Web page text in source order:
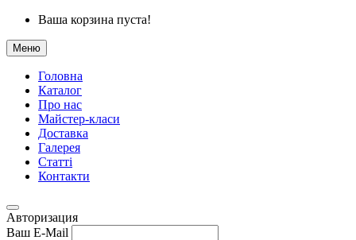
Ваша корзина пуста!
Меню
Головна
Каталог
Про нас
Майстер-класи
Доставка
Галерея
Статтi
Контакти
Авторизация
Ваш E-Mail